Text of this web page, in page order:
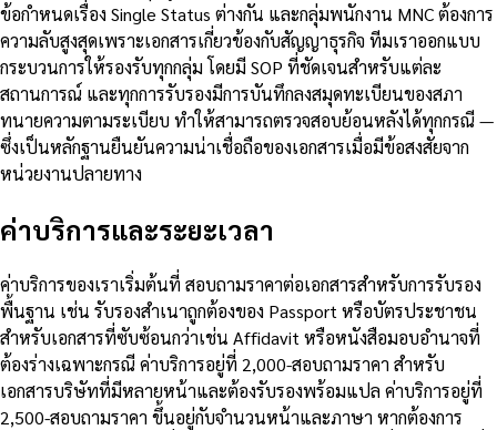
ข้อกำหนดเรื่อง Single Status ต่างกัน และกลุ่มพนักงาน MNC ต้องการ
ความลับสูงสุดเพราะเอกสารเกี่ยวข้องกับสัญญาธุรกิจ ทีมเราออกแบบ
กระบวนการให้รองรับทุกกลุ่ม โดยมี SOP ที่ชัดเจนสำหรับแต่ละ
สถานการณ์ และทุกการรับรองมีการบันทึกลงสมุดทะเบียนของสภา
ทนายความตามระเบียบ ทำให้สามารถตรวจสอบย้อนหลังได้ทุกกรณี —
ซึ่งเป็นหลักฐานยืนยันความน่าเชื่อถือของเอกสารเมื่อมีข้อสงสัยจาก
หน่วยงานปลายทาง
ค่าบริการและระยะเวลา
ค่าบริการของเราเริ่มต้นที่ สอบถามราคาต่อเอกสารสำหรับการรับรอง
พื้นฐาน เช่น รับรองสำเนาถูกต้องของ Passport หรือบัตรประชาชน
สำหรับเอกสารที่ซับซ้อนกว่าเช่น Affidavit หรือหนังสือมอบอำนาจที่
ต้องร่างเฉพาะกรณี ค่าบริการอยู่ที่ 2,000-สอบถามราคา สำหรับ
เอกสารบริษัทที่มีหลายหน้าและต้องรับรองพร้อมแปล ค่าบริการอยู่ที่
2,500-สอบถามราคา ขึ้นอยู่กับจำนวนหน้าและภาษา หากต้องการ